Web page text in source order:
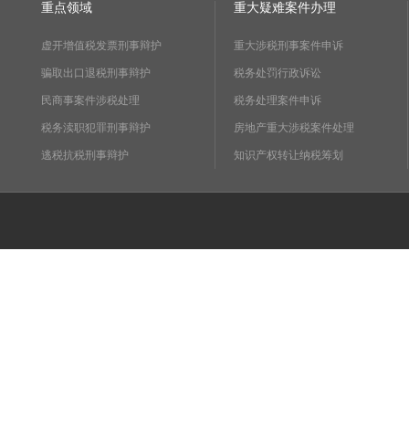
重点领域
虚开增值税发票刑事辩护
骗取出口退税刑事辩护
民商事案件涉税处理
税务渎职犯罪刑事辩护
逃税抗税刑事辩护
重大疑难案件办理
重大涉税刑事案件申诉
税务处罚行政诉讼
税务处理案件申诉
房地产重大涉税案件处理
知识产权转让纳税筹划